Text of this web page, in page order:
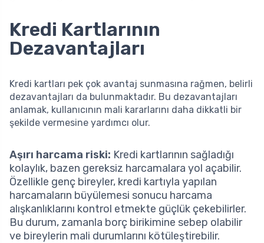
Kredi Kartlarının
Dezavantajları
Kredi kartları pek çok avantaj sunmasına rağmen, belirli
dezavantajları da bulunmaktadır. Bu dezavantajları
anlamak, kullanıcının mali kararlarını daha dikkatli bir
şekilde vermesine yardımcı olur.
Aşırı harcama riski: Kredi kartlarının sağladığı
kolaylık, bazen gereksiz harcamalara yol açabilir.
Özellikle genç bireyler, kredi kartıyla yapılan
harcamaların büyülemesi sonucu harcama
alışkanlıklarını kontrol etmekte güçlük çekebilirler.
Bu durum, zamanla borç birikimine sebep olabilir
ve bireylerin mali durumlarını kötüleştirebilir.